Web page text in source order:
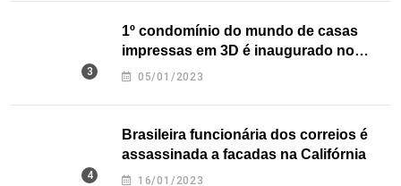
1º condomínio do mundo de casas
impressas em 3D é inaugurado no
Texas
05/01/2023
Brasileira funcionária dos correios é
assassinada a facadas na Califórnia
16/01/2023